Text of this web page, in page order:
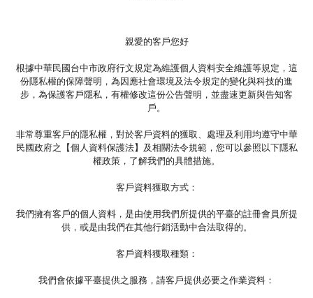
親愛的客戶您好
根據中華民國台中市政府行文規定為維護個人資料安全維護等規定，這
份隱私權的保障聲明，為因應社會環境及法令規定的變化與科技的進
步，為保護客戶隱私，有權修改這份公告聲明，並盡速更新與告知客
戶。
非常尊重客戶的隱私權，對於客戶資料的獲取、處理及利用均遵守中華
民國政府之【個人資料保護法】及相關法令規範，您可以參照以下隱私
權政策，了解我們的具體措施。
客戶資料獲取方式：
我們擁有客戶的個人資料，是由使用我們所提供的平臺的註冊會員所提
供，或是由我們在其他行銷活動中合法取得的。
客戶資料獲取種類：
我們會依據平臺提供之服務，請客戶提供必要之作業資料：